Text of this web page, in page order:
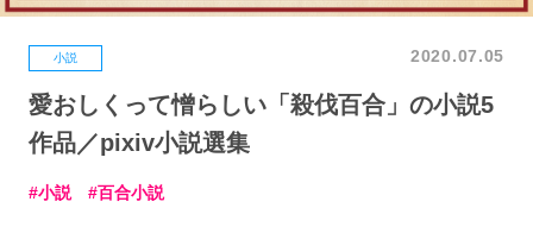
小説 2020.07.05
愛おしくって憎らしい「殺伐百合」の小説5
作品／pixiv小説選集
小説 百合小説